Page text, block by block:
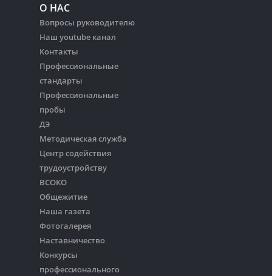
О НАС
Вопросы руководителю
Наш youtube канал
Контакты
Профессиональные
стандарты
Профессиональные
пробы
ДЭ
Методическая служба
Центр содействия
трудоустройству
ВСОКО
Общежитие
Наша газета
Фотогалерея
Наставничество
Конкурсы
профессионального